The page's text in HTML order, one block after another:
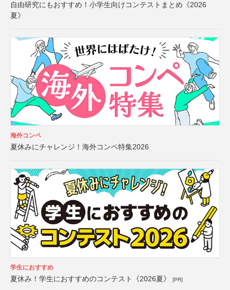
自由研究にもおすすめ！小学生向けコンテストまとめ《2026
夏》
海外コンペ
夏休みにチャレンジ！海外コンペ特集2026
学生におすすめ
夏休み！学生におすすめのコンテスト《2026夏》 [PR]